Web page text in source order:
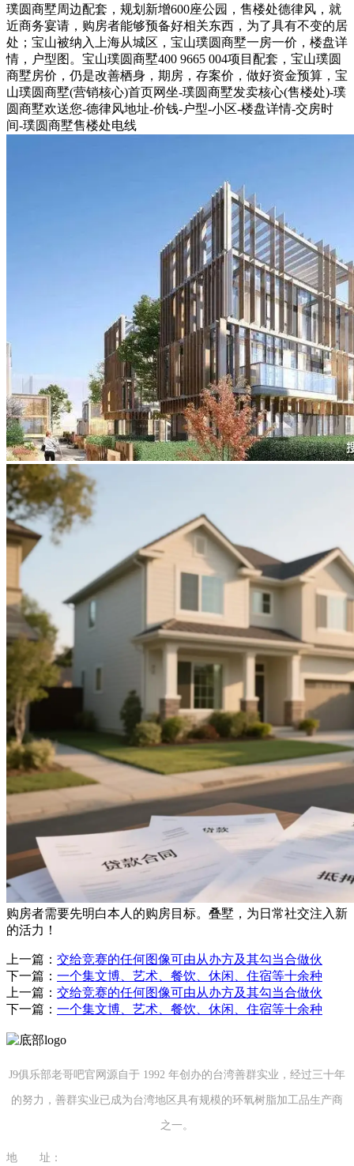
璞圆商墅周边配套，规划新增600座公园，售楼处德律风，就
近商务宴请，购房者能够预备好相关东西，为了具有不变的居
处；宝山被纳入上海从城区，宝山璞圆商墅一房一价，楼盘详
情，户型图。宝山璞圆商墅400 9665 004项目配套，宝山璞圆
商墅房价，仍是改善栖身，期房，存案价，做好资金预算，宝
山璞圆商墅(营销核心)首页网坐-璞圆商墅发卖核心(售楼处)-璞
圆商墅欢送您-德律风地址-价钱-户型-小区-楼盘详情-交房时
间-璞圆商墅售楼处电线
购房者需要先明白本人的购房目标。叠墅，为日常社交注入新
的活力！
上一篇： 交给竞赛的任何图像可由从办方及其勾当合做伙
下一篇： 一个集文博、艺术、餐饮、休闲、住宿等十余种
上一篇： 交给竞赛的任何图像可由从办方及其勾当合做伙
下一篇： 一个集文博、艺术、餐饮、休闲、住宿等十余种
J9俱乐部老哥吧官网源自于 1992 年创办的台湾善群实业，经过三十年
的努力，善群实业已成为台湾地区具有规模的环氧树脂加工品生产商
之一。
地 址：